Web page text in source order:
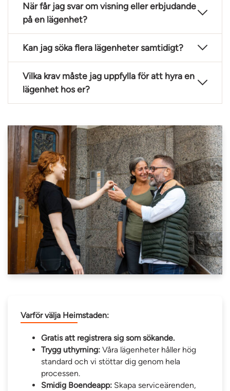
När får jag svar om visning eller erbjudande
på en lägenhet?
Kan jag söka flera lägenheter samtidigt?
Vilka krav måste jag uppfylla för att hyra en
lägenhet hos er?
Varför välja Heimstaden:
Gratis att registrera sig som sökande.
Trygg uthyrning: Våra lägenheter håller hög
standard och vi stöttar dig genom hela
processen.
Smidig Boendeapp: Skapa serviceärenden,